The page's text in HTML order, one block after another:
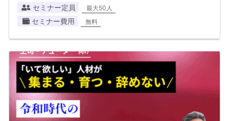
セミナー定員 最大50人
セミナー費用 無料